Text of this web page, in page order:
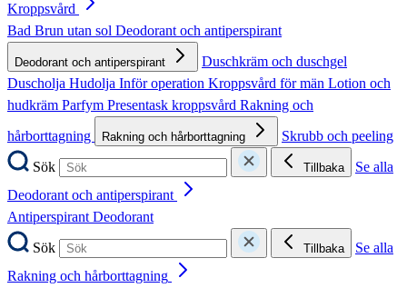
Kroppsvård
Bad Brun utan sol Deodorant och antiperspirant
Deodorant och antiperspirant
Duschkräm och duschgel
Duscholja Hudolja Inför operation Kroppsvård för män Lotion och
hudkräm Parfym Presentask kroppsvård Rakning och
hårborttagning
Rakning och hårborttagning
Skrubb och peeling
Sök
Tillbaka
Se alla
Deodorant och antiperspirant
AntiperspirantDeodorant
Sök
Tillbaka
Se alla
Rakning och hårborttagning